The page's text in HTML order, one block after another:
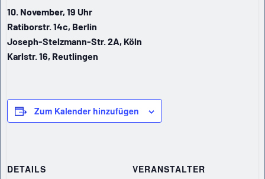
10. November, 19 Uhr
Ratiborstr. 14c, Berlin
Joseph-Stelzmann-Str. 2A, Köln
Karlstr. 16, Reutlingen
Zum Kalender hinzufügen
DETAILS
VERANSTALTER